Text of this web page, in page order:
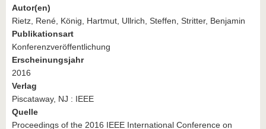
Autor(en)
Rietz, René, König, Hartmut, Ullrich, Steffen, Stritter, Benjamin
Publikationsart
Konferenzveröffentlichung
Erscheinungsjahr
2016
Verlag
Piscataway, NJ : IEEE
Quelle
Proceedings of the 2016 IEEE International Conference on